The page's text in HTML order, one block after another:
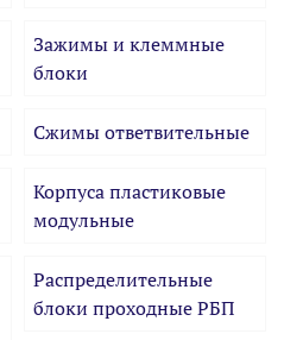
Зажимы и клеммные
блоки
Сжимы ответвительные
Корпуса пластиковые
модульные
Распределительные
блоки проходные РБП